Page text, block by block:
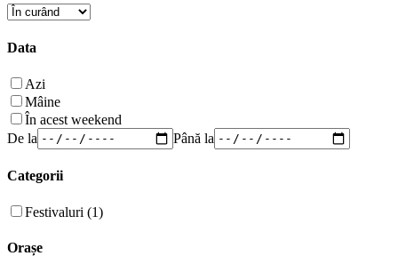
Data
Azi
Mâine
În acest weekend
De la
Până la
Categorii
Festivaluri (1)
Orașe